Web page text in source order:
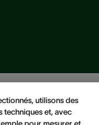
utilisons des
techniques et, avec